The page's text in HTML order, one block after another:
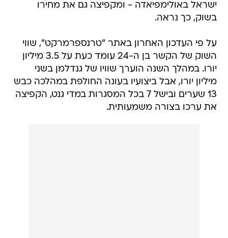
ישראל באולימפיאדה - ומקפיצה גם את מחירו
בשוק, כך נראה.
על פי העדכון האחרון באתר "טרנספרמרקט", שווי
השוק של הקשר בן ה-24 עומד כעת על 3.5 מיליון
יורו. במהלך השנה הוערך שוויו של גנדלמן בשני
מיליון יורו, אבל ביצועיו בעונה החולפת במהלכה כבש
13 שערים ובישל 7 בכל המסגרות במדי גנט, הקפיצה
את ערכו בצורה משמעותית.